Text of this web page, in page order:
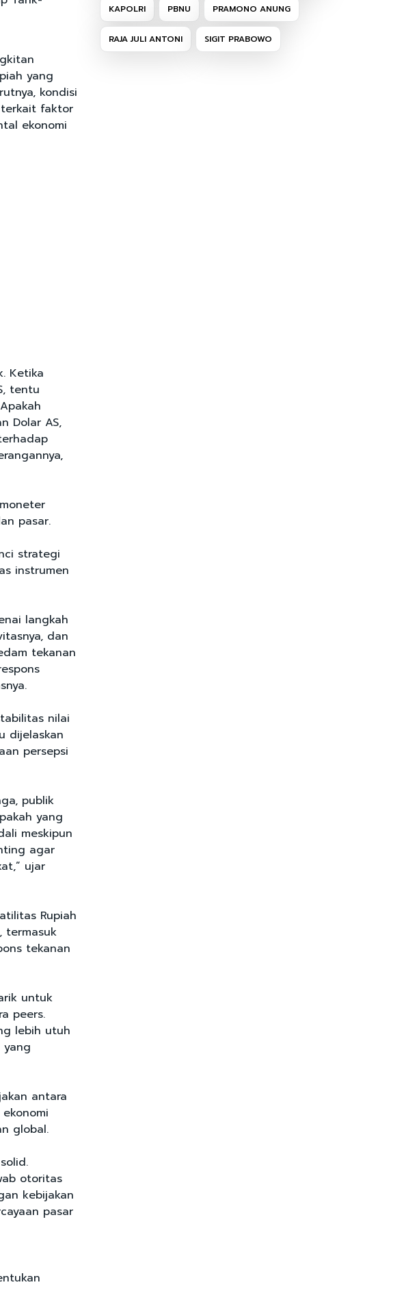
yang
kondisi
faktor
ekonomi
Ketika
tentu
Dolar AS,
pasar.
strategi
instrumen
langkah
dan
tekanan
nilai
dijelaskan
persepsi
publik
yang
meskipun
agar
ujar
Rupiah
termasuk
tekanan
untuk
peers.
lebih utuh
antara
global.
otoritas
kebijakan
pasar
KAPOLRI PBNU PRAMONO ANUNG
RAJA JULI ANTONI SIGIT PRABOWO